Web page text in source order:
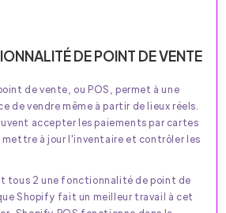
DE POINT DE VENTE
de vente, ou POS, permet à une
de vendre même à partir de lieux réels.
accepter les paiements par cartes
à jour l'inventaire et contrôler les
tous 2 une fonctionnalité de point de
Shopify fait un meilleur travail à cet